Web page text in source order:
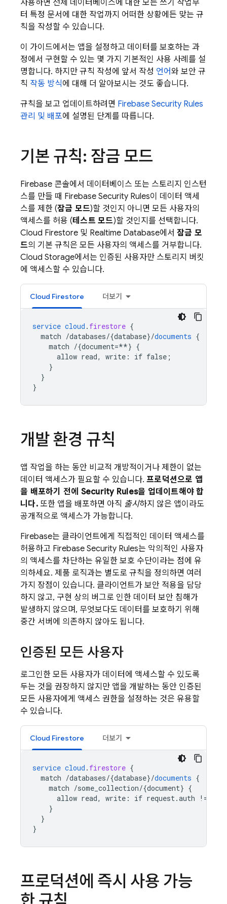
사용하면 전체 데이터베이스에 대한 모든 쓰기 작업부
터 특정 문서에 대한 작업까지 어떠한 상황에든 맞는 규
칙을 작성할 수 있습니다.
이 가이드에서는 앱을 설정하고 데이터를 보호하는 과
정에서 구현할 수 있는 몇 가지 기본적인 사용 사례를 설
명합니다. 하지만 규칙 작성에 앞서 작성 언어와 보안 규
칙 작동 방식에 대해 더 알아보시는 것도 좋습니다.
규칙을 보고 업데이트하려면 Firebase Security Rules
관리 및 배포에 설명된 단계를 따릅니다.
기본 규칙: 잠금 모드
Firebase 콘솔에서 데이터베이스 또는 스토리지 인스턴
스를 만들 때 Firebase Security Rules이 데이터 액세
스를 제한 (잠금 모드)할 것인지 아니면 모든 사용자의
액세스를 허용 (테스트 모드)할 것인지를 선택합니다.
Cloud Firestore 및 Realtime Database에서 잠금 모
드의 기본 규칙은 모든 사용자의 액세스를 거부합니다.
Cloud Storage에서는 인증된 사용자만 스토리지 버킷
에 액세스할 수 있습니다.
Cloud Firestore 더보기
service cloud . firestore {
match /databases/{database}/documents {
match /{document=**} {
allow read, write : if false ;
}
}
}
개발 환경 규칙
앱 작업을 하는 동안 비교적 개방적이거나 제한이 없는
데이터 액세스가 필요할 수 있습니다. 프로덕션으로 앱
을 배포하기 전에 Security Rules을 업데이트해야 합
니다.또한 앱을 배포하면 아직 출시하지 않은 앱이라도
공개적으로 액세스가 가능합니다.
Firebase는 클라이언트에게 직접적인 데이터 액세스를
허용하고 Firebase Security Rules는 악의적인 사용자
의 액세스를 차단하는 유일한 보호 수단이라는 점에 유
의하세요. 제품 로직과는 별도로 규칙을 정의하면 여러
가지 장점이 있습니다. 클라이언트가 보안 적용을 담당
하지 않고, 구현 상의 버그로 인한 데이터 보안 침해가
발생하지 않으며, 무엇보다도 데이터를 보호하기 위해
중간 서버에 의존하지 않아도 됩니다.
인증된 모든 사용자
로그인한 모든 사용자가 데이터에 액세스할 수 있도록
두는 것을 권장하지 않지만 앱을 개발하는 동안 인증된
모든 사용자에게 액세스 권한을 설정하는 것은 유용할
수 있습니다.
Cloud Firestore 더보기
service cloud . firestore {
match /databases/{database}/documents {
match /some_collection/{document} {
allow read, write : if request.auth !=
}
}
}
프로덕션에 즉시 사용 가능